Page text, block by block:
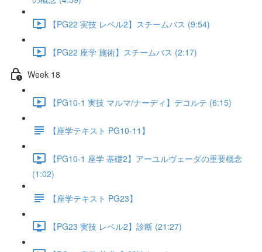
【PG22 実技 レベル2】スチームバス (9:54)
【PG22 座学 施術】スチームバス (2:17)
Week 18
【PG10-1 実技 マルマ/ナーディ】デコルテ (6:15)
【座学テキスト PG10-11】
【PG10-1 座学 基礎2】アーユルヴェーダの重要概念
(1:02)
【座学テキスト PG23】
【PG23 実技 レベル2】診断 (21:27)